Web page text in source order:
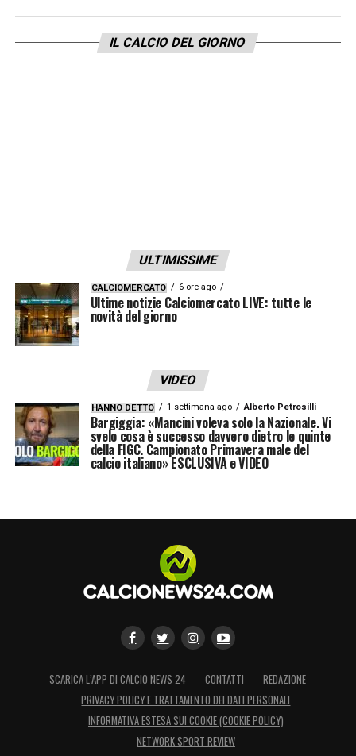
IL CALCIO DEL GIORNO
ULTIMISSIME
CALCIOMERCATO 6 ore ago
Ultime notizie Calciomercato LIVE: tutte le
novità del giorno
VIDEO
HANNO DETTO 1 settimana ago Alberto Petrosilli
Bargiggia: «Mancini voleva solo la Nazionale. Vi
svelo cosa è successo davvero dietro le quinte
della FIGC. Campionato Primavera male del
calcio italiano» ESCLUSIVA e VIDEO
SCARICA L’APP DI CALCIO NEWS 24 CONTATTI
REDAZIONE
PRIVACY POLICY E TRATTAMENTO DEI DATI PERSONALI
INFORMATIVA ESTESA SUI COOKIE (COOKIE POLICY)
NETWORK SPORT REVIEW